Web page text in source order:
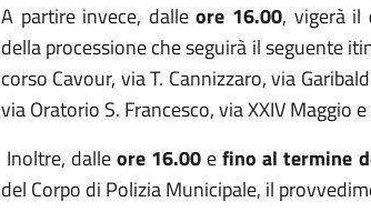
A partire invece, dalleore 16.00, vigerà il
della processione che seguirà il seguente
corso Cavour, via T. Cannizzaro, via
via Oratorio S. Francesco, via XXIV Maggio
Inoltre, dalleore 16.00 efino al termine
del Corpo di Polizia Municipale, il